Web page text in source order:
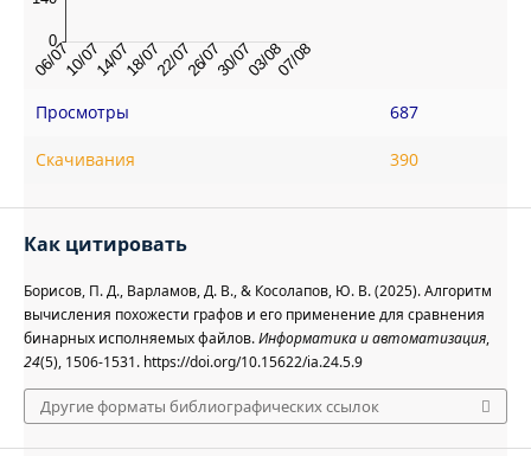
Просмотры 687
Скачивания 390
Как цитировать
Борисов, П. Д., Варламов, Д. В., & Косолапов, Ю. В. (2025). Алгоритм
вычисления похожести графов и его применение для сравнения
бинарных исполняемых файлов.Информатика и автоматизация,
24(5), 1506-1531. https://doi.org/10.15622/ia.24.5.9
Другие форматы библиографических ссылок